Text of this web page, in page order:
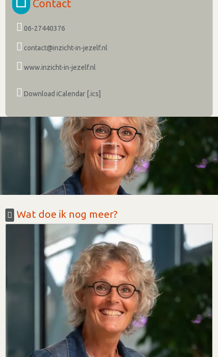
Contact
06-27440376
contact@inzicht-in-jezelf.nl
www.inzicht-in-jezelf.nl
Download iCalendar [.ics]
Wat doe ik nog meer?